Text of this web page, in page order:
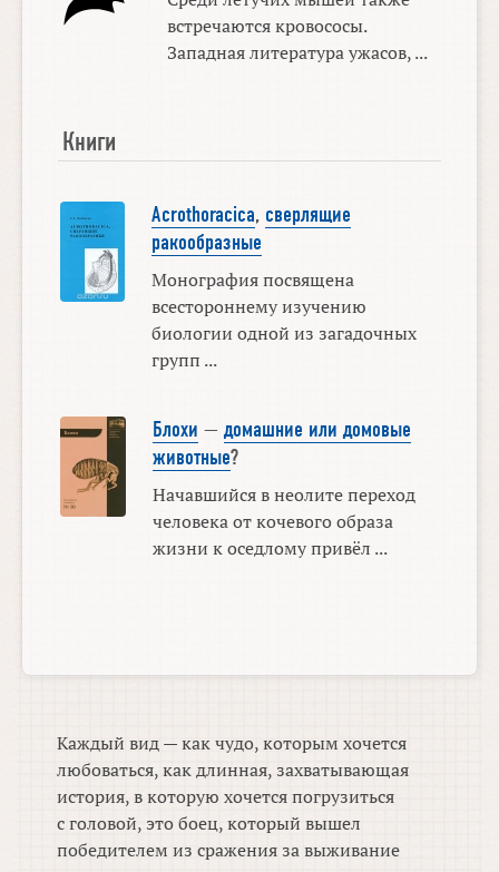
встречаются кровососы.
Западная литература ужасов, ...
Книги
Acrothoracica, сверлящие
ракообразные
Монография посвящена
всестороннему изучению
биологии одной из загадочных
групп ...
Блохи — домашние или домовые
животные?
Начавшийся в неолите переход
человека от кочевого образа
жизни к оседлому привёл ...
Каждый вид — как чудо, которым хочется
любоваться, как длинная, захватывающая
история, в которую хочется погрузиться
с головой, это боец, который вышел
победителем из сражения за выживание